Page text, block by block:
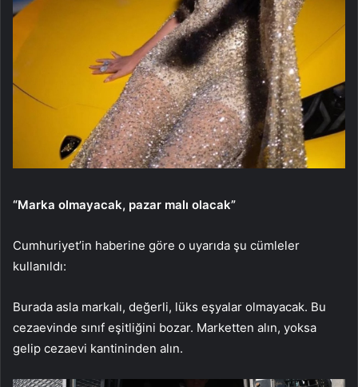
“Marka olmayacak, pazar malı olacak”
Cumhuriyet’in haberine göre o uyarıda şu cümleler
kullanıldı:
Burada asla markalı, değerli, lüks eşyalar olmayacak. Bu
cezaevinde sınıf eşitliğini bozar. Marketten alın, yoksa
gelip cezaevi kantininden alın.